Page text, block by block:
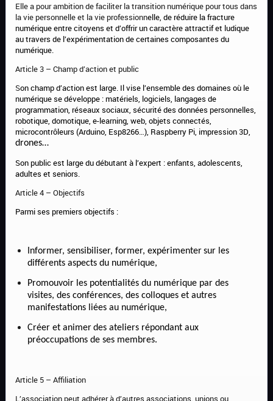
Elle a pour ambition de faciliter la transition numérique pour tous dans
la vie personnelle et la vie professionnelle, de réduire la fracture
numérique entre citoyens et d’offrir un caractère attractif et ludique
au travers de l’expérimentation de certaines composantes du
numérique.
Article 3 – Champ d’action et public
Son champ d’action est large. Ilvise l’ensemble des domaines où le
numérique se développe :matériels, logiciels, langages de
programmation, réseaux sociaux, sécurité des données personnelles,
robotique, domotique, e-learning, web, objets connectés,
microcontrôleurs (Arduino, Esp8266…), Raspberry Pi, impression 3D,
drones…
Son public est largedu débutant à l’expert : enfants, adolescents,
adultes et seniors.
Article 4 – Objectifs
Parmi ses premiers objectifs :
Informer, sensibiliser, former, expérimentersur les
différents aspects du numérique,
Promouvoir les potentialités du numérique par des
visites, des conférences, des colloques et autres
manifestations liées au numérique,
Créer et animerdes ateliers répondant aux
préoccupations de ses membres.
Article 5 – Affiliation
L’association peut adhérer à d’autres associations, unions ou